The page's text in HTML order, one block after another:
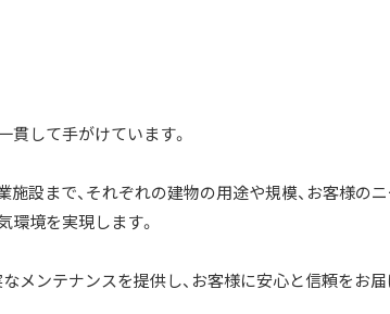
貫して手がけています。
設まで、それぞれの建物の用途や規模、お客様の
環境を実現します。
メンテナンスを提供し、お客様に安心と信頼をお